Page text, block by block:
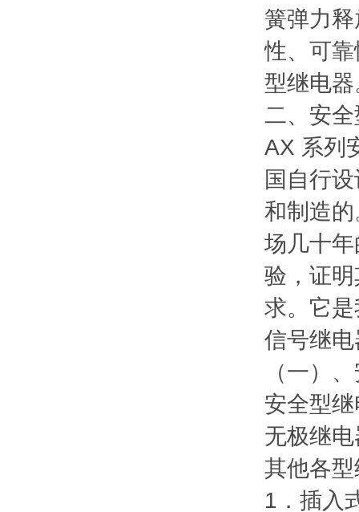
簧弹力
性、可
型继电器
二、安
AX 系列
国自行
和制造
场几十
验，证
求。它
信号继
（一）
安全型
无极继
其他各
1．插入